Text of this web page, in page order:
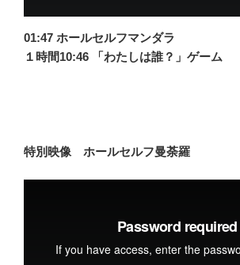
01:47 ホールセルフマンダラ
１時間10:46 「わたしは誰？」ゲーム
特別映像 ホールセルフ曼荼羅